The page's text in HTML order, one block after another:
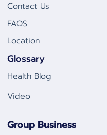
Contact Us
FAQS
Location
Glossary
Health Blog
Video
Group Business